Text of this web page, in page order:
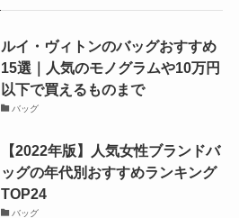
ルイ・ヴィトンのバッグおすすめ
15選｜人気のモノグラムや10万円
以下で買えるものまで
バッグ
【2022年版】人気女性ブランドバ
ッグの年代別おすすめランキング
TOP24
バッグ